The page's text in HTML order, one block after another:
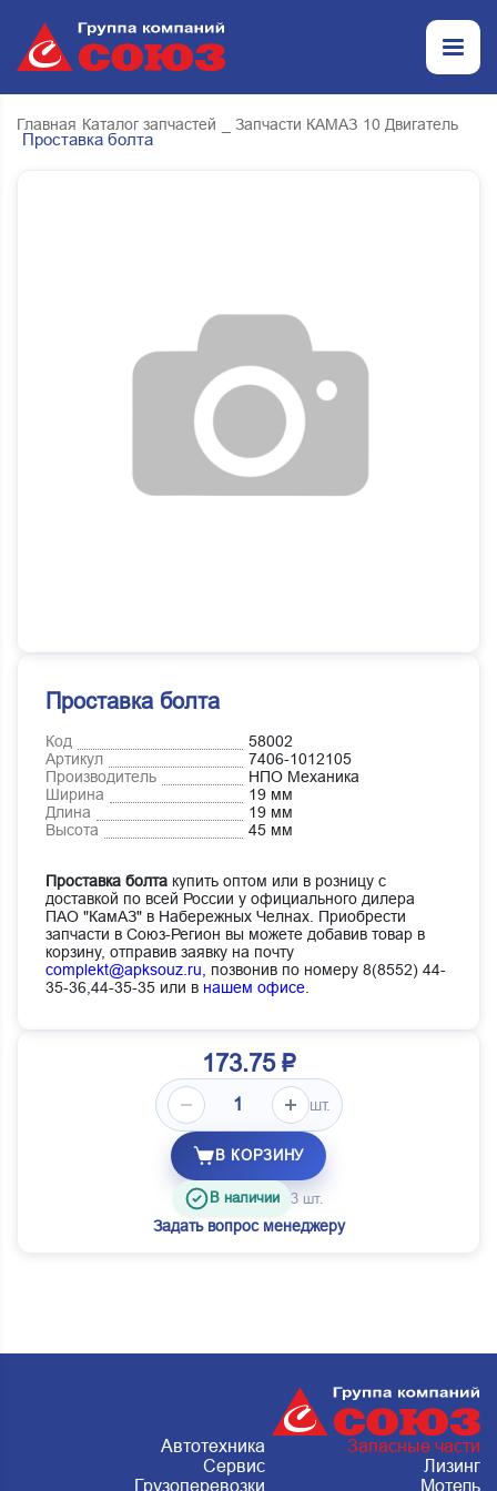
Главная Каталог запчастей _ Запчасти КАМАЗ 10 Двигатель
Проставка болта
Проставка болта
Код
58002
Артикул
7406-1012105
Производитель
НПО Механика
Ширина
19 мм
Длина
19 мм
Высота
45 мм
Проставка болта купить оптом или в розницу с
доставкой по всей России у официального дилера
ПАО "КамАЗ" в Набережных Челнах. Приобрести
запчасти в Союз-Регион вы можете добавив товар в
корзину, отправив заявку на почту
complekt@apksouz.ru,
позвонив по номеру 8(8552) 44-
35-36,44-35-35 или в нашем офисе
173.75 ₽
шт.
В КОРЗИНУ
В наличии 3 шт.
Задать вопрос менеджеру
Автотехника
Запасные части
Сервис
Лизинг
Грузоперевозки
Мотель